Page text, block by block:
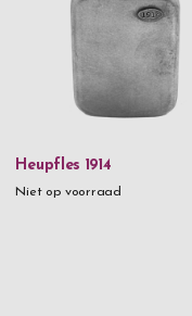
Heupfles 1914
Niet op voorraad